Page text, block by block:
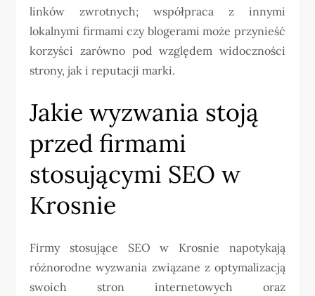
linków zwrotnych; współpraca z innymi
lokalnymi firmami czy blogerami może przynieść
korzyści zarówno pod względem widoczności
strony, jak i reputacji marki.
Jakie wyzwania stoją
przed firmami
stosującymi SEO w
Krosnie
Firmy stosujące SEO w Krosnie napotykają
różnorodne wyzwania związane z optymalizacją
swoich stron internetowych oraz